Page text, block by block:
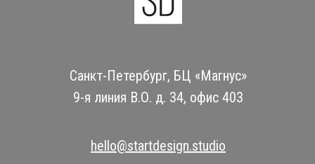
Санкт-Петербург, БЦ «Магнус»
9-я линия В.О. д. 34, офис 403
hello@startdesign.studio